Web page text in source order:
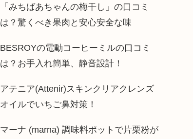
「みちばあちゃんの梅干し」の口コミ
は？驚くべき果肉と安心安全な味
BESROYの電動コーヒーミルの口コミ
は？お手入れ簡単、静音設計！
アテニア(Attenir)スキンクリアクレンズ
オイルでいちご鼻対策！
マーナ (marna) 調味料ポットで片栗粉が